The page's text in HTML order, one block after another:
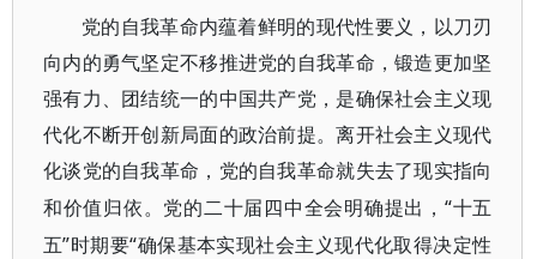
党的自我革命内蕴着鲜明的现代性要义，以刀刃
向内的勇气坚定不移推进党的自我革命，锻造更加坚
强有力、团结统一的中国共产党，是确保社会主义现
代化不断开创新局面的政治前提。离开社会主义现代
化谈党的自我革命，党的自我革命就失去了现实指向
和价值归依。党的二十届四中全会明确提出， “十五
五”时期要“确保基本实现社会主义现代化取得决定性